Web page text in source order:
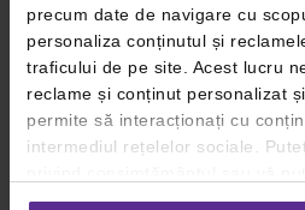
precum date de navigare cu
personaliza conținutul și
traficului de pe site. Acest lucru
reclame și conținut personalizat
permite să interacționați cu
intermediul rețelelor sociale.
consimțământul oricând, făcând